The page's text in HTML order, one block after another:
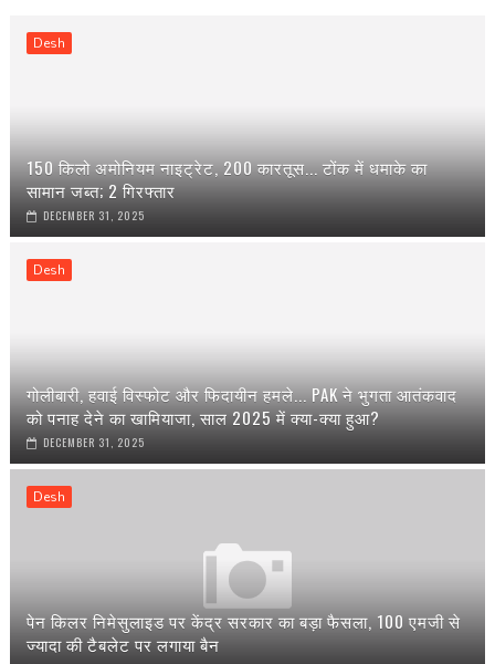
Desh
150 किलो अमोनियम नाइट्रेट, 200 कारतूस... टोंक में धमाके का
सामान जब्त; 2 गिरफ्तार
DECEMBER 31, 2025
Desh
गोलीबारी, हवाई विस्फोट और फिदायीन हमले... PAK ने भुगता आतंकवाद
को पनाह देने का खामियाजा, साल 2025 में क्या-क्या हुआ?
DECEMBER 31, 2025
Desh
पेन किलर निमेसुलाइड पर केंद्र सरकार का बड़ा फैसला, 100 एमजी से
ज्यादा की टैबलेट पर लगाया बैन